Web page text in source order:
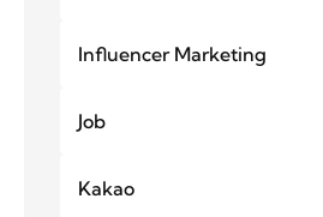
Influencer Marketing
Job
Kakao